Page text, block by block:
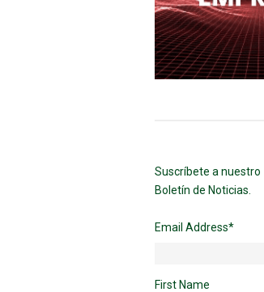
Suscríbete a nuestro
Boletín de Noticias.
Email Address*
First Name